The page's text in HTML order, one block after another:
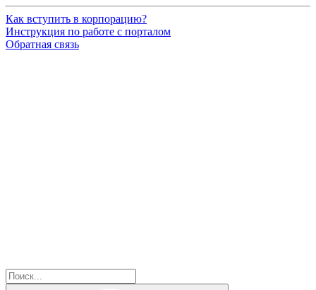
Как вступить в корпорацию?
Инструкция по работе с порталом
Обратная связь